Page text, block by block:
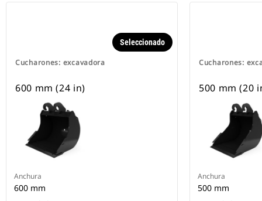
Cucharones: excavadora
Seleccionado
600 mm (24 in)
Anchura
600 mm
Cucharones:
500 mm (20
Anchura
500 mm